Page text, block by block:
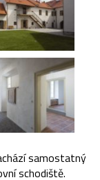
samostatný
schodiště.